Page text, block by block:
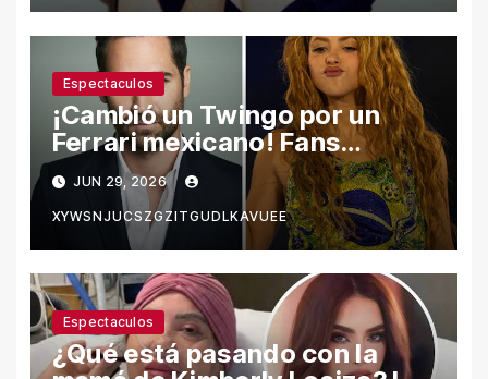
Espectaculos
¡Cambió un Twingo por un
Ferrari mexicano! Fans
reaccionan a Manuel García-
Rulfo como el presunto nuevo
galán de Shakira
JUN 29, 2026
XYWSNJUCSZGZITGUDLKAVUEE
Espectaculos
¿Qué está pasando con la